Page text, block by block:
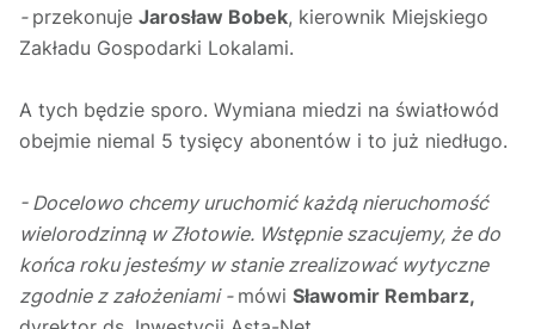
- przekonuje Jarosław Bobek, kierownik Miejskiego
Zakładu Gospodarki Lokalami.
A tych będzie sporo. Wymiana miedzi na światłowód
obejmie niemal 5 tysięcy abonentów i to już niedługo.
- Docelowo chcemy uruchomić każdą nieruchomość
wielorodzinną w Złotowie. Wstępnie szacujemy, że do
końca roku jesteśmy w stanie zrealizować wytyczne
zgodnie z założeniami - mówi Sławomir Rembarz,